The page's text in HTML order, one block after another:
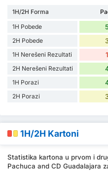
1H/2H Forma
1H Pobede
2H Pobede
1H Nerešeni Rezultati
2H Nerešeni Rezultati
1H Porazi
2H Porazi
1H/2H Kartoni
Statistika kartona u prvom i
Pachuca and CD Guadalajara